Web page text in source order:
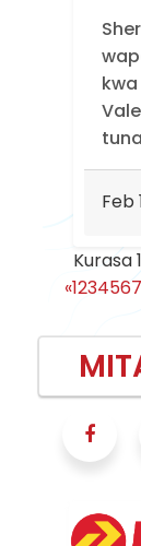
Feb
Kurasa
«1234567